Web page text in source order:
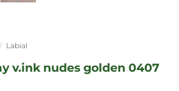
/ Labial